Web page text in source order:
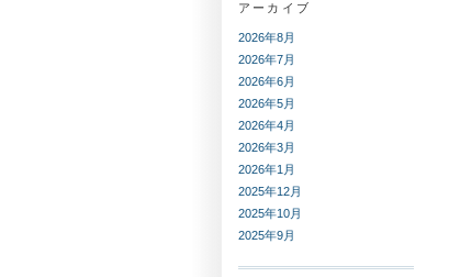
アーカイブ
2026年8月
2026年7月
2026年6月
2026年5月
2026年4月
2026年3月
2026年1月
2025年12月
2025年10月
2025年9月